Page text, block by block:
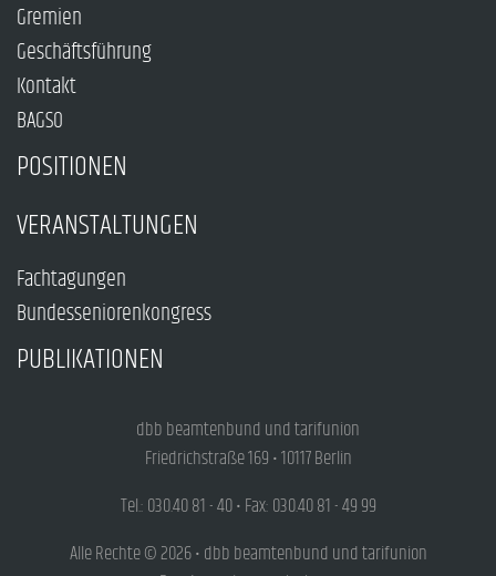
Gremien
Geschäftsführung
Kontakt
BAGSO
POSITIONEN
VERANSTALTUNGEN
Fachtagungen
Bundesseniorenkongress
PUBLIKATIONEN
dbb beamtenbund und tarifunion
Friedrichstraße 169 • 10117 Berlin
Tel.: 030.40 81 - 40 • Fax: 030.40 81 - 49 99
Alle Rechte © 2026 • dbb beamtenbund und tarifunion